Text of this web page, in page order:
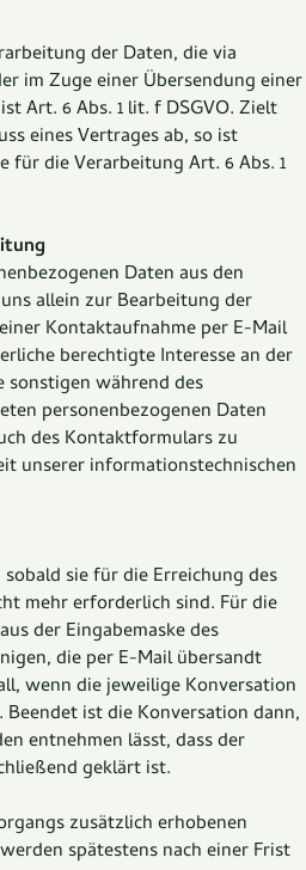
der Daten, die via
im Zuge einer Übersendung einer
Art. 6 Abs. 1 lit. f DSGVO. Zielt
eines Vertrages ab, so ist
für die Verarbeitung Art. 6 Abs. 1
Daten aus den
allein zur Bearbeitung der
Kontaktaufnahme per E-Mail
berechtigte Interesse an der
während des
personenbezogenen Daten
des Kontaktformulars zu
unserer informationstechnischen
sie für die Erreichung des
mehr erforderlich sind. Für die
der Eingabemaske des
die per E-Mail übersandt
wenn die jeweilige Konversation
ist die Konversation dann,
entnehmen lässt, dass der
geklärt ist.
zusätzlich erhobenen
spätestens nach einer Frist